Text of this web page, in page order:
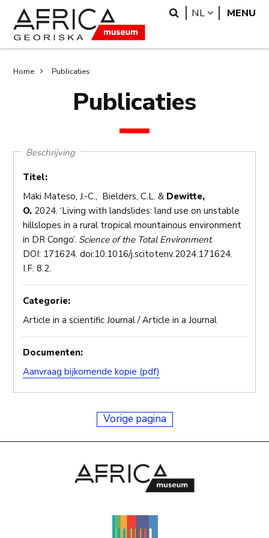
Overslaan
naar
de
search
Search
NL LANGUAGE
MENU
Kruimelpad
Home Publicaties
Publicaties
Beschrijving
Titel:
Maki Mateso, J.-C., Bielders, C.L. & Dewitte,
O. 2024. ‘Living with landslides: land use on unstable
hillslopes in a rural tropical mountainous environment
in DR Congo’. Science of the Total Environment.
DOI: 171624. doi:10.1016/j.scitotenv.2024.171624.
I.F. 8.2.
Categorie:
Article in a scientific Journal / Article in a Journal
Documenten:
Aanvraag bijkomende kopie (pdf)
Vorige pagina